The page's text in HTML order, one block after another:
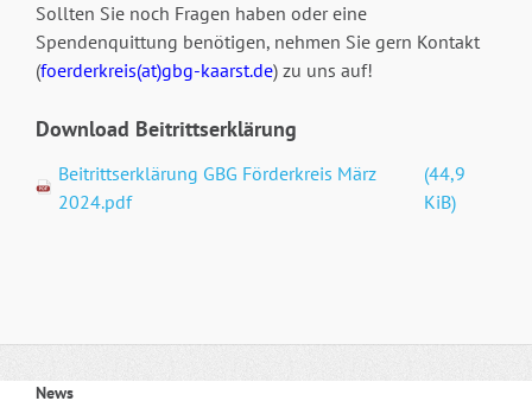
Sollten Sie noch Fragen haben oder eine
Spendenquittung benötigen, nehmen Sie gern Kontakt
(foerderkreis(at)gbg-kaarst.de) zu uns auf!
Download Beitrittserklärung
Beitrittserklärung GBG Förderkreis März
2024.pdf
(44,9
KiB)
News